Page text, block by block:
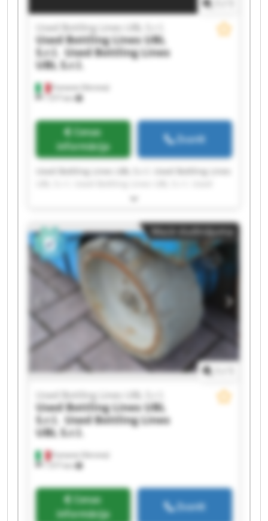
Fumane (Verona)
1 577 km
Used Bottling Lines UBL S.r.l.
Used Bottling Lines UBL
S.r.l.
Used Bottling Lines
UBL S.r.l.
Cenas
informācija
Zvanīt
Used Bottling Lines UBL S.r.l. Used Bottling Lines
Bottling Lines UBL S.r.l. Used Bottling Lines UBL
Lines UBL S.r.l. Used Bottling Lines UBL S.r.l.
Used Bottling Lines UBL S.r.l. Used Bottling Lines
UBL S.r.l. Used Bottling Lines UBL S.r.l. Used
Bottling Lines UBL S.r.l. Used Bottling Lines UBL
S.r.l. Used Bottling Lines UBL S.r.l. Used Bottling
Lines UBL S.r.l. Used Bottling Lines UBL S.r.l.
Used Bottling Lines UBL S.r.l. Used Bottling Lines
UBL S.r.l. Used Bottling Lines UBL S.r.l. Used
Bottling Lines UBL S.r.l.
Mazā sludinājuma
Fumane (Verona)
1 577 km
Used Bottling Lines UBL S.r.l.
Used Bottling Lines UBL
S.r.l.
Used Bottling Lines
UBL S.r.l.
Cenas
informācija
Zvanīt